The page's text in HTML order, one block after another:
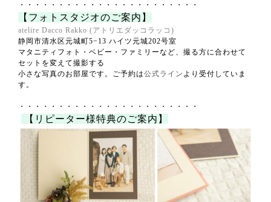
・・・・・・・・・・・・・・・・・・・・・・・
【フォトスタジオのご案内】
atelire Dacco Rakko (アトリエダッコラッコ)
静岡市清水区元城町5−13 ハイツ元城202号室
マタニティフォト・ベビー・ファミリーなど、撮る方に合わせて
セットを変えて撮影する
小さな写真のお部屋です。ご予約は公式ライン より受付していま
す。
・・・・・・・・・・・・・・・・・・・・・・・
【リピーター様特典のご案内】